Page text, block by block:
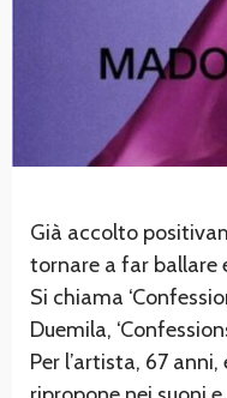
Già accolto
tornare a far ballare
Si chiama
Duemila,
Per l’artista, 67